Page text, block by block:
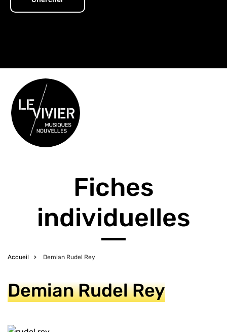
Fiches
individuelles
d'Ariane
Accueil Demian Rudel Rey
Demian Rudel Rey